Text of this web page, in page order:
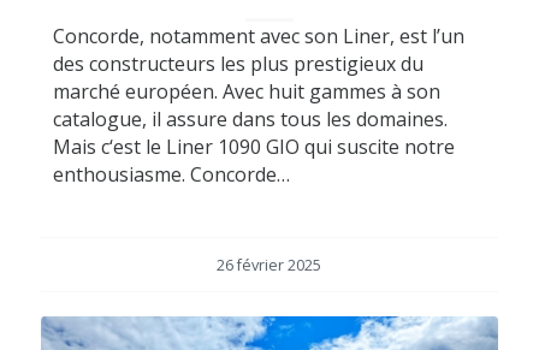
Concorde, notamment avec son Liner, est l’un
des constructeurs les plus prestigieux du
marché européen. Avec huit gammes à son
catalogue, il assure dans tous les domaines.
Mais c‘est le Liner 1090 GIO qui suscite notre
enthousiasme. Concorde…
26 février 2025